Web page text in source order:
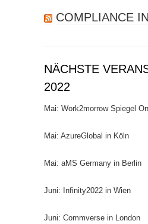
COMPLIANCE
NÄCHSTE
2022
Mai: Work2morrow Spiegel
Mai: AzureGlobal in Köln
Mai: aMS Germany in Berlin
Juni: Infinity2022 in Wien
Juni: Commverse in London